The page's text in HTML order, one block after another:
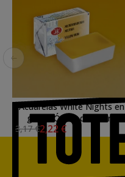
Acuarelas White Nights en
godet Óxido de Hierro
Amarillo 270
3,17 €2,22 €